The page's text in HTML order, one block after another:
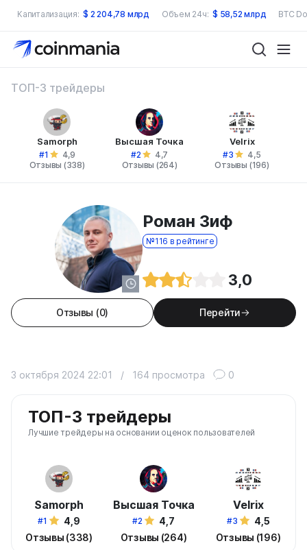
Капитализация: $ 2 204,78 млрд Объем 24ч: $ 58,52 млрд BTC
ТОП-3 трейдеры
Samorph
#1
4,9
Отзывы (338)
Высшая Точка
#2
4,7
Отзывы (264)
Velrix
#3
4,5
Отзывы (196)
Роман Зиф
№116 в рейтинге
3,0
Отзывы (0) Перейти
3 октября 2024 22:01 / 164 просмотра 0
ТОП-3 трейдеры
Лучшие трейдеры на основании оценок пользователей
Samorph
#1
4,9
Отзывы (338)
Высшая Точка
#2
4,7
Отзывы (264)
Velrix
#3
4,5
Отзывы (196)